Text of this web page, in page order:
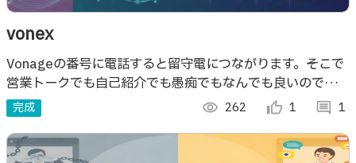
vonex
Vonageの番号に電話すると留守電につながります。そこで
営業トークでも自己紹介でも愚痴でもなんでも良いので話し
てもらうと歌を作ります。RAPだって可能。曲できたら
SMSが届きますので聞いてみよう！
完成 visibility 262 thumb_up_alt 1 comment 1